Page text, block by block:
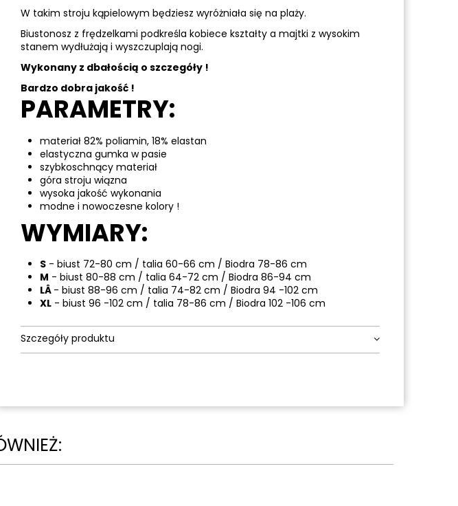
W takim stroju kąpielowym będziesz wyróżniała się na plaży.
Biustonosz z frędzelkami podkreśla kobiece kształty a majtki z wysokim
stanem wydłużają i wyszczuplają nogi.
Wykonany z dbałością o szczegóły !
Bardzo dobra jakość !
PARAMETRY:
materiał 82% poliamin, 18% elastan
elastyczna gumka w pasie
szybkoschnący materiał
góra stroju wiązna
wysoka jakość wykonania
modne i nowoczesne kolory !
WYMIARY:
S - biust 72-80 cm / talia 60-66 cm / Biodra 78-86 cm
M - biust 80-88 cm / talia 64-72 cm / Biodra 86-94 cm
LÂ - biust 88-96 cm / talia 74-82 cm / Biodra 94 -102 cm
XL - biust 96 -102 cm / talia 78-86 cm / Biodra 102 -106 cm
Szczegóły produktu